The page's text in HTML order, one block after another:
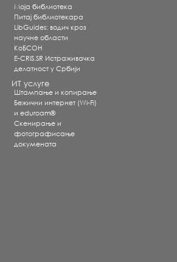
Моја библиотека
Питај библиотекара
LibGuides: водич кроз
научне области
КоБСОН
E-CRIS.SR Истраживачка
делатност у Србији
ИТ услуге
Штампање и копирање
Бежични интернет (Wi-Fi)
и eduroam®
Скенирање и
фотографисање
докумената